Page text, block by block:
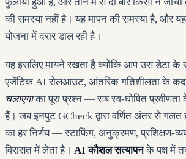
की समस्या नहीं है। यह मापन की समस्या है, और
योजना में दरार डाल रही है।
यह इसलिए मायने रखता है क्योंकि आप उस डेटा के
एजेंटिक AI रोलआउट, आंतरिक गतिशीलता के
चलाएगाका पूरा प्रश्न — सब स्व-घोषित प्रवीणता
हैं। जब इनपुट GCheck द्वारा वर्णित अंतर से गलत
का हर निर्णय — स्टाफिंग, अनुक्रमण, प्रशिक्षण-
विरासत में लेता है। AI कौशल सत्यापनके पक्ष में